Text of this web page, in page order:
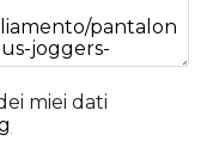
miei dati